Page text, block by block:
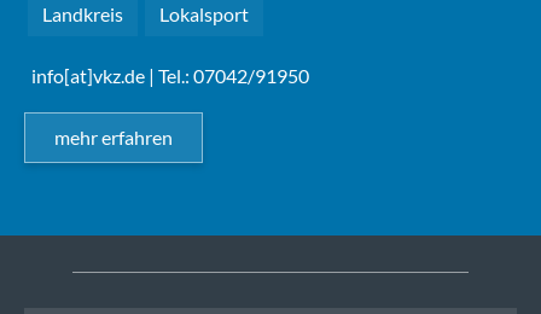
Landkreis Lokalsport
info[at]vkz.de | Tel.: 07042/91950
mehr erfahren